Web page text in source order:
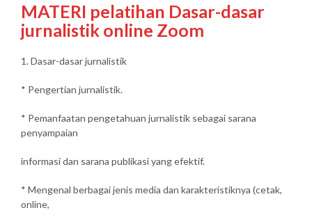
MATERI pelatihan Dasar-dasar
jurnalistik online Zoom
1. Dasar-dasar jurnalistik
* Pengertian jurnalistik.
* Pemanfaatan pengetahuan jurnalistik sebagai sarana
penyampaian
informasi dan sarana publikasi yang efektif.
* Mengenal berbagai jenis media dan karakteristiknya (cetak,
online,